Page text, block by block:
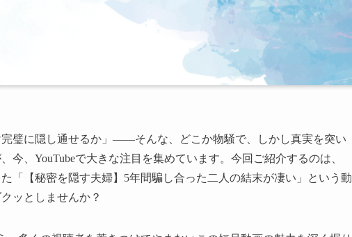
完璧に隠し通せるか」――そんな、どこか物騒で、しかし真実を突い
今、YouTubeで大きな注目を集めています。今回ご紹介するのは、
「【秘密を隠す夫婦】5年間騙し合った二人の結末が凄い」という動
ッとしませんか？